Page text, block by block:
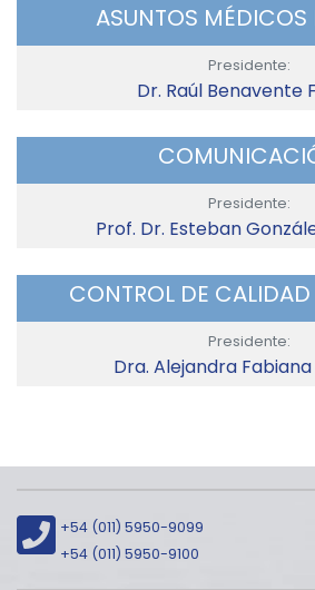
ASUNTOS MÉDICOS
Presidente:
Dr. Raúl Benavente
Presidente:
Prof. Dr. Esteban
CONTROL DE
Presidente:
Dra. Alejandra
+54 (011) 5950-9099
+54 (011) 5950-9100